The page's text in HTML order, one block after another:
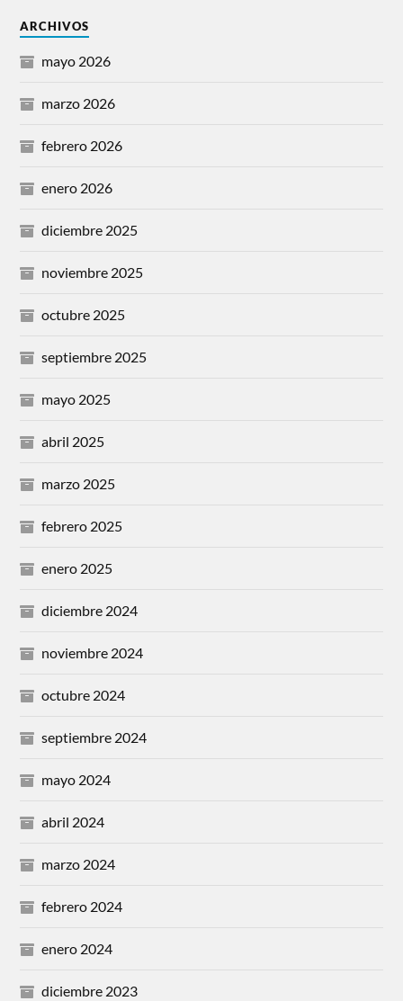
ARCHIVOS
mayo 2026
marzo 2026
febrero 2026
enero 2026
diciembre 2025
noviembre 2025
octubre 2025
septiembre 2025
mayo 2025
abril 2025
marzo 2025
febrero 2025
enero 2025
diciembre 2024
noviembre 2024
octubre 2024
septiembre 2024
mayo 2024
abril 2024
marzo 2024
febrero 2024
enero 2024
diciembre 2023